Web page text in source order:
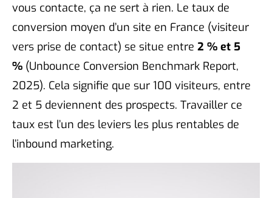
vous contacte, ça ne sert à rien. Le taux de
conversion moyen d’un site en France (visiteur
vers prise de contact) se situe entre 2 % et 5
% (Unbounce Conversion Benchmark Report,
2025). Cela signifie que sur 100 visiteurs, entre
2 et 5 deviennent des prospects. Travailler ce
taux est l’un des leviers les plus rentables de
l’inbound marketing.